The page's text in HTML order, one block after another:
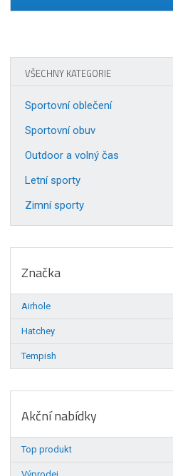
VŠECHNY KATEGORIE
Sportovní oblečení
Sportovní obuv
Outdoor a volný čas
Letní sporty
Zimní sporty
Značka
Airhole
Hatchey
Tempish
Akční nabídky
Top produkt